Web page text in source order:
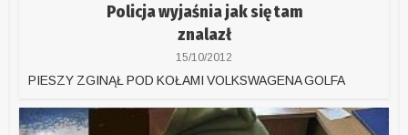
Policja wyjaśnia jak się tam
znalazł
15/10/2012
PIESZY ZGINĄŁ POD KOŁAMI VOLKSWAGENA GOLFA